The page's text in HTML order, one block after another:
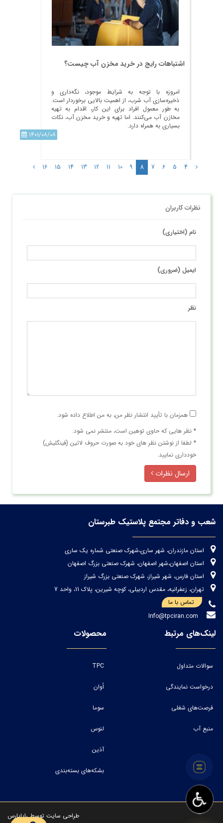
۱۴۰۱/۰۸/۰۸
اشتباهات رایج در خرید مخزن آب چیست؟
امروزه با توجه به شرایط موجود، نگه‌داری و
ذخیره‌سازی آب شرب، از اهمیت بالایی برخوردار است.
به طور معمول افراد برای این کار، اقدام به تهیه
مخازن آب می‌کنند. اما تهیه و خرید مخزن آب، نکات
بسیاری به همراه دارد.
4
5
6
7
8
9
10
11
12
13
14
15
16
نظرات کاربران
نام (اختیاری)
ایمیل (ضروری)
نظر
همزمان با تأیید انتشار نظر من، به من اطلاع داده شود.
* نظر هایی كه حاوی توهین است، منتشر نمی شود.
* لطفا از نوشتن نظر های خود به صورت حروف لاتین (فینگلیش)
خودداری نمایید.
ارسال نظرات
شعب و دفاتر مجتمع پلاستیک طبرستان
استان مازندران، شهر ساری،شهرک صنعتی شماره یک ساری
استان اصفهان،شهر اصفهان، شهرک صنعتی بزرگ اصفهان
استان فارس، شهر شیراز، شهرک صنعتی بزرگ شیراز
تهران، زعفرانیه، مقدس اردبیلی، کوچه شیرین، پلاک 11، واحد 7
تماس با ما
لینک‌های مرتبط
سوالات متداول
درخواست نمایندگی
فرصت‌های شغلی
منبع آب
محصولات
TPC
اُوان
سوما
لنوس
آذین
بشکه‌های بسته‌بندی
طراحی سایت توسطرایاپارس